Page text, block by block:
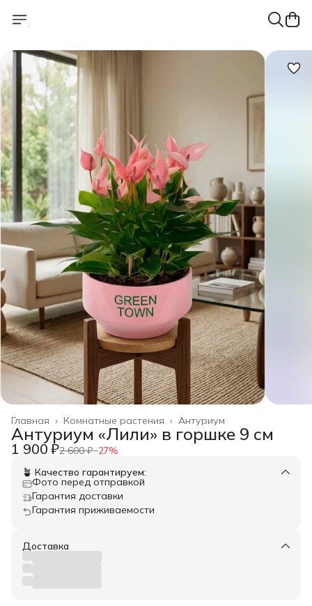
Антуриум
Комнатные растения ›
Главная ›
Антуриум «Лили» в горшке 9 см
1 900 ₽2 600 ₽−27%
🪴 Качество гарантируем:
Фото перед отправкой
Гарантия доставки
Гарантия приживаемости
Доставка